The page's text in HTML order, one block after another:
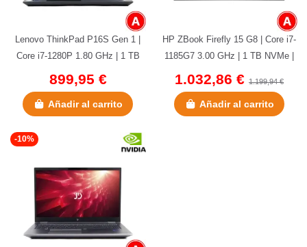
Lenovo ThinkPad P16S Gen 1 |
Core i7-1280P 1.80 GHz | 1 TB
NVMe | 32 GB DDR4 | 16" |...
899,95 €
Añadir al carrito
HP ZBook Firefly 15 G8 | Core i7-
1185G7 3.00 GHz | 1 TB NVMe |
32 GB DDR4 | Quadro T500...
1.032,86 € 1.199,94 €
Añadir al carrito
-10%